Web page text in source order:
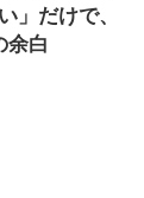
」だけで、
余白